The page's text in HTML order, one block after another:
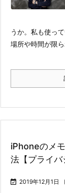
うか。私も使っ
場所や時間が限
iPhoneのメ
法【プライバ
 2019年12月1日